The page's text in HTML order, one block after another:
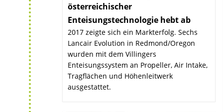
österreichischer
Enteisungstechnologie hebt ab
2017 zeigte sich ein Markterfolg. Sechs
Lancair Evolution in Redmond/Oregon
wurden mit dem Villingers
Enteisungssystem an Propeller, Air Intake,
Tragflächen und Höhenleitwerk
ausgestattet.